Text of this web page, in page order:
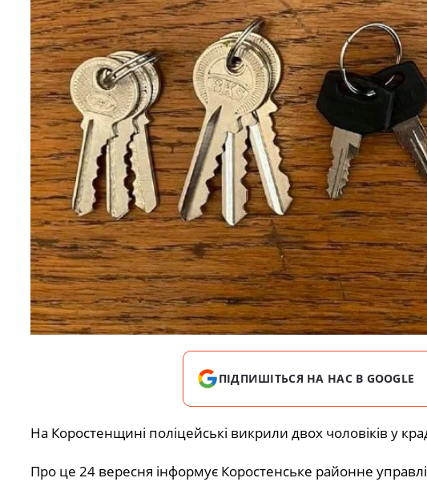
ПІДПИШІТЬСЯ НА НАС В GOOGLE
На Коростенщині поліцейські викрили двох чоловіків у
Про це 24 вересня інформує Коростенське районне